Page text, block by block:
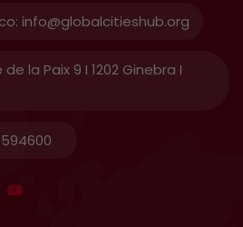
info@globalcitieshub.org
la Paix 9 I 1202 Ginebra I